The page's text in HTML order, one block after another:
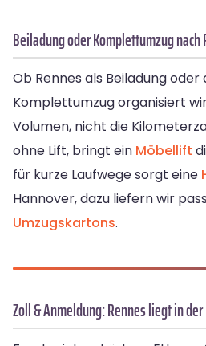
Beiladung oder Komplettumzug nach
Ob Rennes als Beiladung oder
Komplettumzug organisiert
Volumen, nicht die
ohne Lift, bringt ein Möbellift
für kurze Laufwege sorgt eine
Hannover, dazu liefern wir
Umzugskartons.
Zoll & Anmeldung: Rennes liegt in der